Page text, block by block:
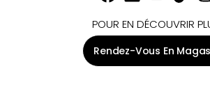
POUR EN DÉCOUVRIR
Rendez-Vous En